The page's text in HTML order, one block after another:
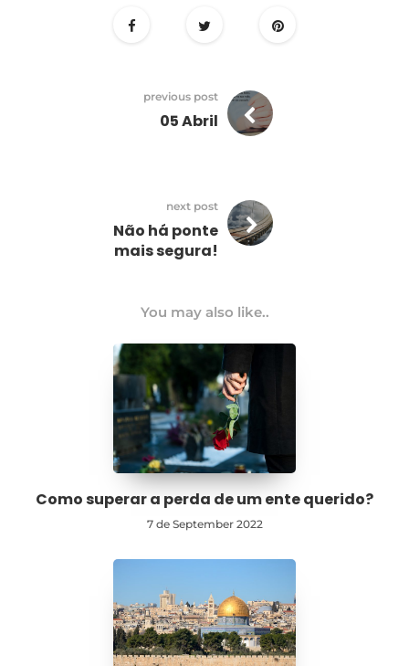
previous post
05 Abril
next post
Não há ponte
mais segura!
You may also like..
Como superar a perda de um ente querido?
7 de September 2022